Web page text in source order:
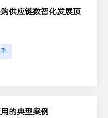
供应链数智化发展顶
的典型案例